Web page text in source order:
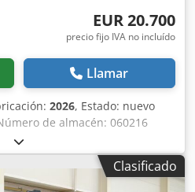
EUR 20.700
precio fijo IVA no incluído
Llamar
2026, Estado: nuevo
de almacén: 060216
venta intermedia posible País
€ Cuota de leasing:
Crodpfxewiqtys Angjf
oscilante Dimensiones de la
Clasificado